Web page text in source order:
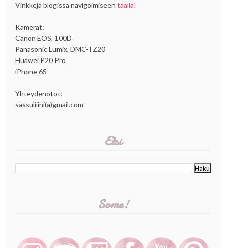
Vinkkejä blogissa navigoimiseen täällä!
Kamerat:
Canon EOS, 100D
Panasonic Lumix, DMC-TZ20
Huawei P20 Pro
iPhone 6S
Yhteydenotot:
sassuliiini(a)gmail.com
Etsi
Some!